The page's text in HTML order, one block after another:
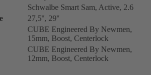
Schwalbe Smart Sam, Active, 2.6
27,5'', 29''
CUBE Engineered By Newmen,
15mm, Boost, Centerlock
CUBE Engineered By Newmen,
12mm, Boost, Centerlock